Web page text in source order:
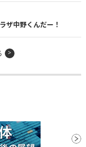
ザ中野くんだー！